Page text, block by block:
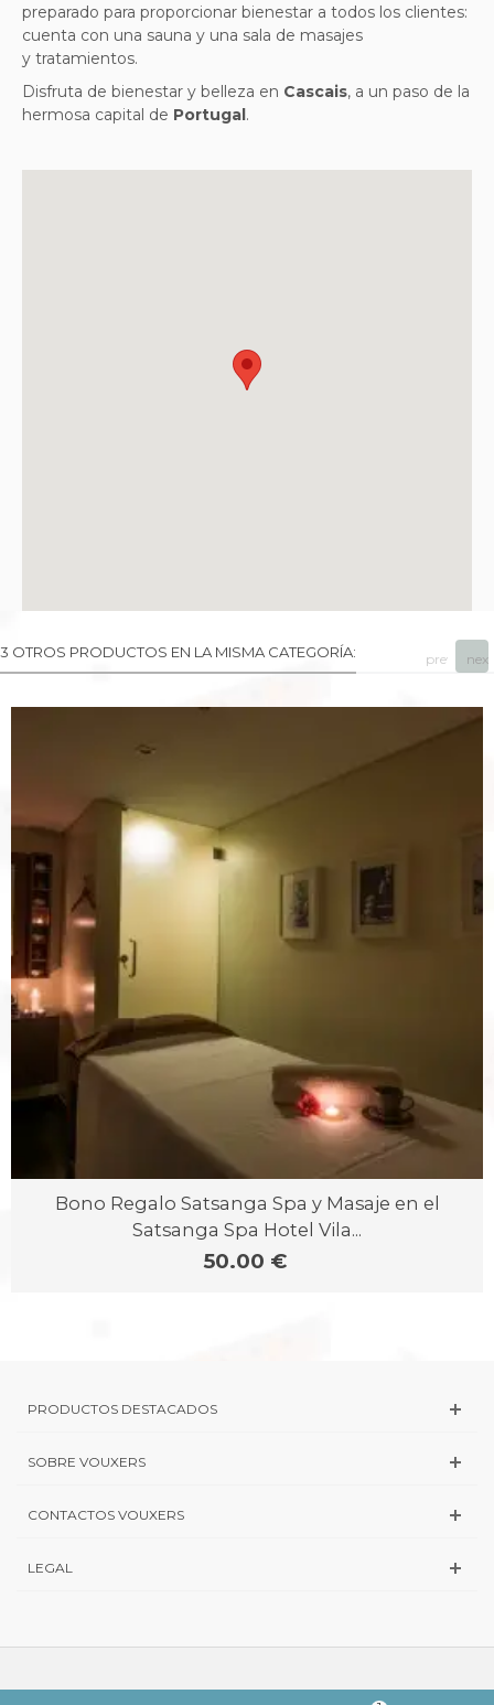
preparado para proporcionar bienestar a todos los clientes:
cuenta con una sauna y una sala de masajes
y tratamientos.
Disfruta de bienestar y belleza en Cascais, a un paso de la
hermosa capital de Portugal.
3 OTROS PRODUCTOS EN LA MISMA CATEGORÍA:
Bono Regalo Satsanga Spa y Masaje en el
Satsanga Spa Hotel Vila...
50.00 €
prev next
PRODUCTOS DESTACADOS
SOBRE VOUXERS
CONTACTOS VOUXERS
LEGAL